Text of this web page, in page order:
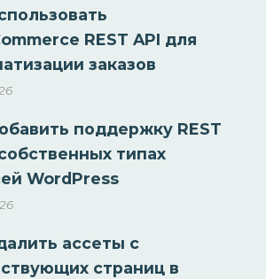
REST API для
заказов
поддержку REST
типах
WordPress
ассеты с
страниц в